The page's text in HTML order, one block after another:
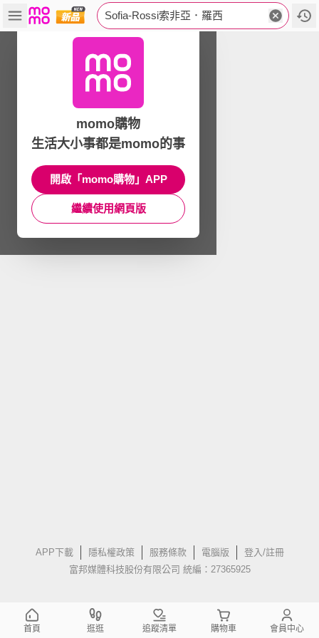
Sofia-Rossi索非亞．羅西
APP下載 隱私權政策 服務條款 電腦版
登入/註冊
富邦媒體科技股份有限公司 統編：27365925
momo購物
生活大小事都是momo的事
開啟「momo購物」APP
繼續使用網頁版
首頁 逛逛 追蹤清單 購物車 會員中心